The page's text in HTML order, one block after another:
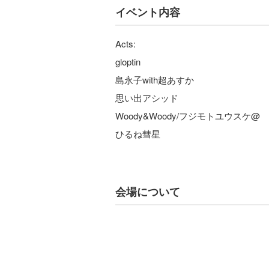
イベント内容
Acts:
gloptin
島永子with超あすか
思い出アシッド
Woody&Woody/フジモトユウスケ@
ひるね彗星
会場について